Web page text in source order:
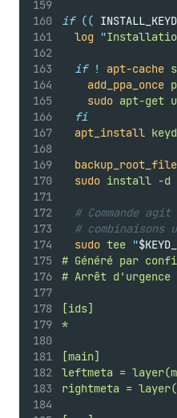
if (( INSTALL_KEYD
log
"
if ! apt-cache
add_ppa_once
sudo apt-get
fi
apt_install keyd
backup_root_file
sudo install -d
# Commande
#
sudo tee "
# Généré par
# Arrêt d'urgence
[ids]
*
[main]
leftmeta =
rightmeta =